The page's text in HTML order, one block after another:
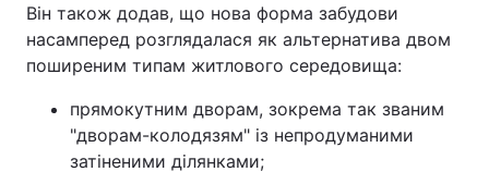
Він також додав, що нова форма забудови
насамперед розглядалася як альтернатива двом
поширеним типам житлового середовища:
прямокутним дворам, зокрема так званим
"дворам-колодязям" із непродуманими
затіненими ділянками;